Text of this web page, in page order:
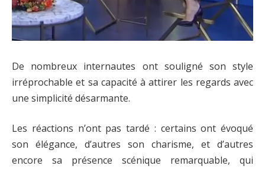
De nombreux internautes ont souligné son style
irréprochable et sa capacité à attirer les regards avec
une simplicité désarmante.
Les réactions n’ont pas tardé : certains ont évoqué
son élégance, d’autres son charisme, et d’autres
encore sa présence scénique remarquable, qui